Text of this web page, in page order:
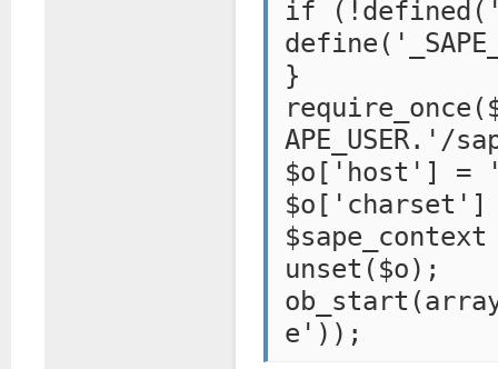
if
}
APE_USER.'/
$o['host'] =
$o['charset']
unset($o);
e'));